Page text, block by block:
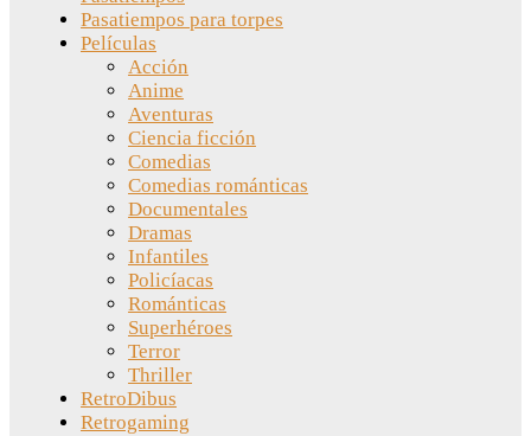
Pasatiempos para torpes
Películas
Acción
Anime
Aventuras
Ciencia ficción
Comedias
Comedias románticas
Documentales
Dramas
Infantiles
Policíacas
Románticas
Superhéroes
Terror
Thriller
RetroDibus
Retrogaming